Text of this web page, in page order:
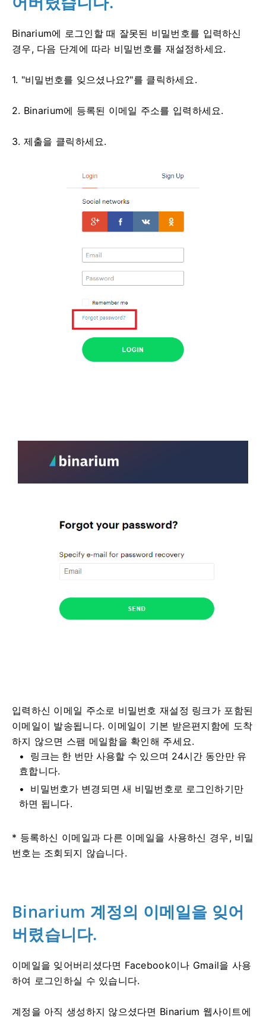
Binarium에 로그인할 때 잘못된 비밀번호를 입력하신
경우, 다음 단계에 따라 비밀번호를 재설정하세요.
1. "비밀번호를 잊으셨나요?"를 클릭하세요.
2. Binarium에 등록된 이메일 주소를 입력하세요.
3. 제출을 클릭하세요.
입력하신 이메일 주소로 비밀번호 재설정 링크가 포함된
이메일이 발송됩니다. 이메일이 기본 받은편지함에 도착
하지 않으면 스팸 메일함을 확인해 주세요.
링크는 한 번만 사용할 수 있으며 24시간 동안만 유
효합니다.
비밀번호가 변경되면 새 비밀번호로 로그인하기만
하면 됩니다.
* 등록하신 이메일과 다른 이메일을 사용하신 경우, 비밀
번호는 조회되지 않습니다.
Binarium 계정의 이메일을 잊어
버렸습니다.
이메일을 잊어버리셨다면 Facebook이나 Gmail을 사용
하여 로그인하실 수 있습니다.
계정을 아직 ​​생성하지 않으셨다면 Binarium 웹사이트에